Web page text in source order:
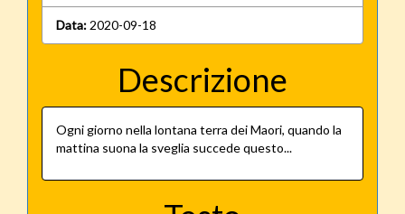
Data: 2020-09-18
Descrizione
Ogni giorno nella lontana terra dei Maori, quando la
mattina suona la sveglia succede questo...